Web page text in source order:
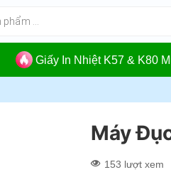
Giấy In Nhiệt K57 & K80
Máy
153 lượt xem